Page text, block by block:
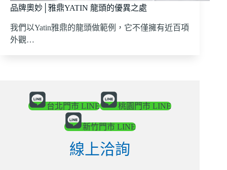
品牌奧妙│雅鼎YATIN 龍頭的優異之處
我們以Yatin雅鼎的龍頭做範例，它不僅擁有近百項
外觀…
台北門市 LINE 桃園門市 LINE
新竹門市 LINE
線上洽詢